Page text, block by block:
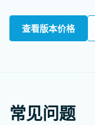
查看版本价格
常见问题